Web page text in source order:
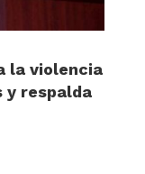
la violencia
y respalda